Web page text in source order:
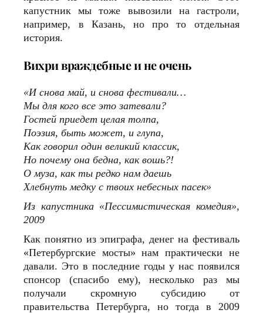
капустник мы тоже вывозили на гастроли,
например, в Казань, но про то отдельная
история.
Вихри враждебные и не очень
«И снова май, и снова фестивали…
Мы для кого все это затевали?
Гостей приедет целая толпа,
Поэзия, быть может, и глупа,
Как говорил один великий классик,
Но почему она бедна, как вошь?!
О муза, как ты редко нам даешь
Хлебнуть медку с твоих небесных пасек»
Из капустника «Пессимистическая комедия»,
2009
Как понятно из эпиграфа, денег на фестиваль
«Петербургские мосты» нам практически не
давали. Это в последние годы у нас появился
спонсор (спасибо ему), несколько раз мы
получали скромную субсидию от
правительства Петербурга, но тогда в 2009